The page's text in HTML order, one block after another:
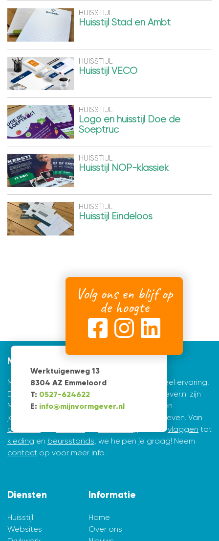
HUISSTIJL
Huisstijl Stad en Ambt
HUISSTIJL
Huisstijl VECO
HUISSTIJL
Logo en huisstijl Doe de
Soeptruc
HUISSTIJL
Huisstijl NOP-klassiek
HUISSTIJL
Huisstijl Eindeloos
Werktuigenweg 13
8304 AZ Emmeloord
T: 0527-624622
E: info@mijnvormgever.nl
Volg ons en blijf op
de hoogte
Mijnvormgever
Mijnvormgever.nl: een grafisch bedrijf met veel ervaring.
De creatieve ontwerpers achter Mijnvormgever.nl zijn
Marius de Vries en Erik Tijsma. Beiden hebben
jarenlange ervaring in ontwerpen en vormgeven. Van
drukwerk
en vanvlaggen tot
kleding en beursstands, we helpen je graag! Neem
contact op voor meer info.
Diensten
Huisstijl
Websites
Informatie
Home
Over ons